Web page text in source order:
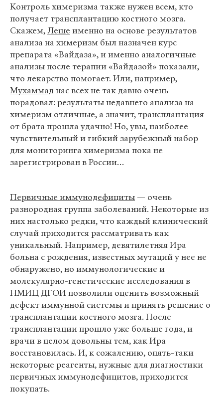
Контроль химеризма также нужен всем, кто
получает трансплантацию костного мозга.
Скажем,Леше именно на основе результатов
анализа на химеризм был назначен курс
препарата «Вайдаза», и именно аналогичные
анализы после терапии «Вайдазой» показали,
что лекарство помогает. Или, например,
Мухаммад нас всех не так давно очень
порадовал: результаты недавнего анализа на
химеризм отличные, а значит, трансплантация
от брата прошла удачно! Но, увы, наиболее
чувствительный и гибкий зарубежный набор
для мониторинга химеризма пока не
зарегистрирован в России…
Первичные иммунодефициты — очень
разнородная группа заболеваний. Некоторые из
них настолько редки, что каждый клинический
случай приходится рассматривать как
уникальный. Например, девятилетняя Ира
больна с рождения, известных мутаций у нее не
обнаружено, но иммунологические и
молекулярно-генетические исследования в
НМИЦ ДГОИ позволили оценить возможный
дефект иммунной системы и принять решение о
трансплантации костного мозга. После
трансплантации прошло уже больше года, и
врачи в целом довольны тем, как Ира
восстановилась. И, к сожалению, опять-таки
некоторые реагенты, нужные для диагностики
первичных иммунодефицитов, приходится
покупать.